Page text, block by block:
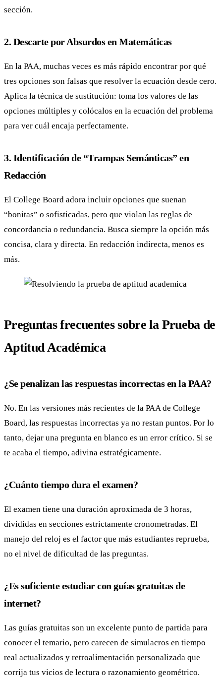
sección.
2. Descarte por Absurdos en Matemáticas
En la PAA, muchas veces es más rápido encontrar por qué
tres opciones son falsas que resolver la ecuación desde cero.
Aplica la técnica de sustitución: toma los valores de las
opciones múltiples y colócalos en la ecuación del problema
para ver cuál encaja perfectamente.
3. Identificación de “Trampas Semánticas” en
Redacción
El College Board adora incluir opciones que suenan
“bonitas” o sofisticadas, pero que violan las reglas de
concordancia o redundancia. Busca siempre la opción más
concisa, clara y directa. En redacción indirecta, menos es
más.
Preguntas frecuentes sobre la Prueba de
Aptitud Académica
¿Se penalizan las respuestas incorrectas en la PAA?
No. En las versiones más recientes de la PAA de College
Board, las respuestas incorrectas ya no restan puntos. Por lo
tanto, dejar una pregunta en blanco es un error crítico. Si se
te acaba el tiempo, adivina estratégicamente.
¿Cuánto tiempo dura el examen?
El examen tiene una duración aproximada de 3 horas,
divididas en secciones estrictamente cronometradas. El
manejo del reloj es el factor que más estudiantes reprueba,
no el nivel de dificultad de las preguntas.
¿Es suficiente estudiar con guías gratuitas de
internet?
Las guías gratuitas son un excelente punto de partida para
conocer el temario, pero carecen de simulacros en tiempo
real actualizados y retroalimentación personalizada que
corrija tus vicios de lectura o razonamiento geométrico.